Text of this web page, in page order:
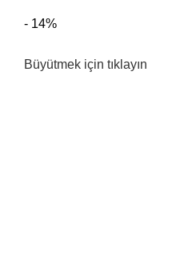
- 14%
Büyütmek için tıklayın